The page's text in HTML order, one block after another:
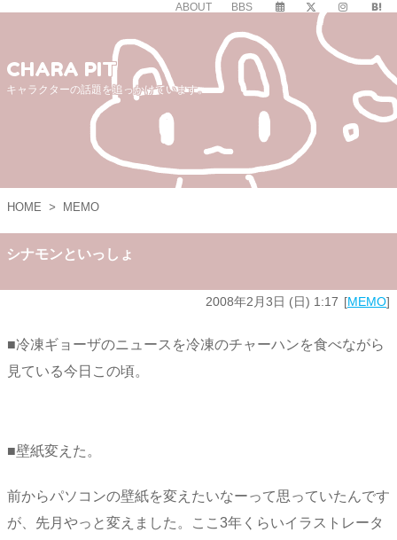
ABOUT BBS
CHARA PIT
キャラクターの話題を追っかけています。
HOME > MEMO
シナモンといっしょ
2008年2月3日 (日) 1:17 MEMO
■冷凍ギョーザのニュースを冷凍のチャーハンを食べながら
見ている今日この頃。
■壁紙変えた。
前からパソコンの壁紙を変えたいなーって思っていたんです
が、先月やっと変えました。ここ3年くらいイラストレータ